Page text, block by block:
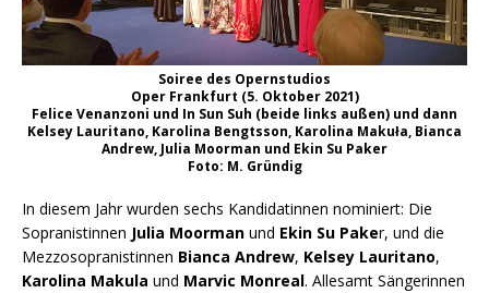
Soiree des Opernstudios
Oper Frankfurt (5. Oktober 2021)
Felice Venanzoni und In Sun Suh (beide links außen) und dann
Kelsey Lauritano, Karolina Bengtsson, Karolina Makuła, Bianca
Andrew, Julia Moorman und Ekin Su Paker
Foto: M. Gründig
In diesem Jahr wurden sechs Kandidatinnen nominiert: Die
Sopranistinnen Julia Moorman und Ekin Su Paker, und die
Mezzosopranistinnen Bianca Andrew, Kelsey Lauritano,
Karolina Makula und Marvic Monreal. Allesamt Sängerinnen